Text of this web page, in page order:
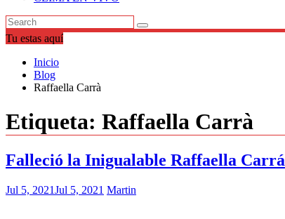
Tu estas aquí
Inicio
Blog
Raffaella Carrà
Etiqueta: Raffaella Carrà
Falleció la Inigualable Raffaella Carrá
Jul 5, 2021Jul 5, 2021 Martin